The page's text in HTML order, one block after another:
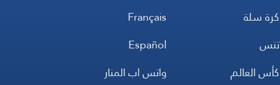
كرة سلة
تنس
كأس العالم
Français
Español
واتس اب المنار